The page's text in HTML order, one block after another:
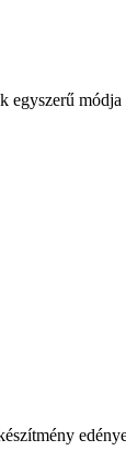
egyszerű módja